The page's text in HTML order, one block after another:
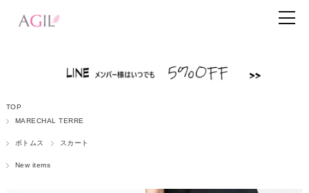
TOP
MARECHAL TERRE
ボトムス スカート
New items